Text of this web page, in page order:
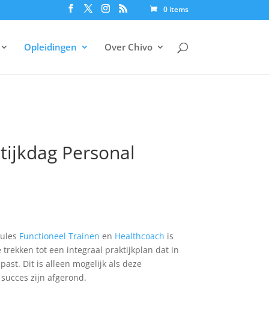
0 items
Opleidingen Over Chivo
Personal
Functioneel Trainen en Healthcoach is
tot een integraal praktijkplan dat in
Dit is alleen mogelijk als deze
zijn afgerond.